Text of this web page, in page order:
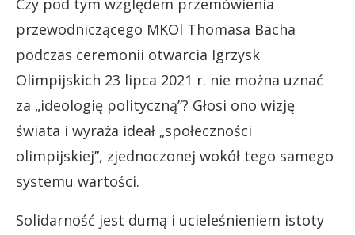
Czy pod tym względem przemówienia
przewodniczącego MKOl Thomasa Bacha
podczas ceremonii otwarcia Igrzysk
Olimpijskich 23 lipca 2021 r. nie można uznać
za „ideologię polityczną”? Głosi ono wizję
świata i wyraża ideał „społeczności
olimpijskiej”, zjednoczonej wokół tego samego
systemu wartości.
Solidarność jest dumą i ucieleśnieniem istoty